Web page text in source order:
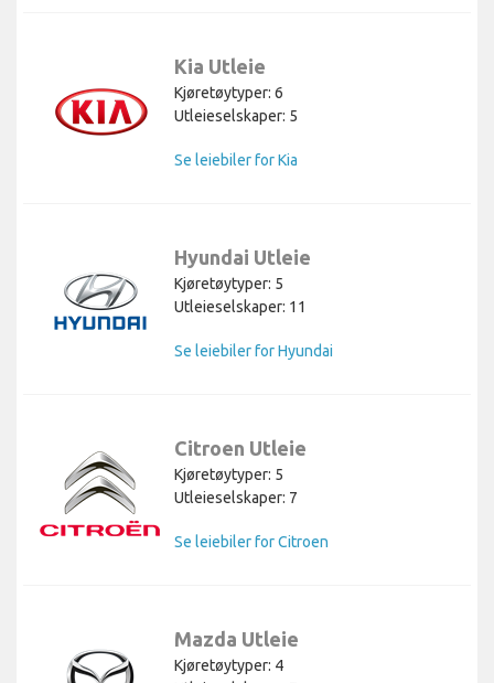
Kia Utleie
Kjøretøytyper: 6
Utleieselskaper: 5
Se leiebiler for Kia
Hyundai Utleie
Kjøretøytyper: 5
Utleieselskaper: 11
Se leiebiler for Hyundai
Citroen Utleie
Kjøretøytyper: 5
Utleieselskaper: 7
Se leiebiler for Citroen
Mazda Utleie
Kjøretøytyper: 4